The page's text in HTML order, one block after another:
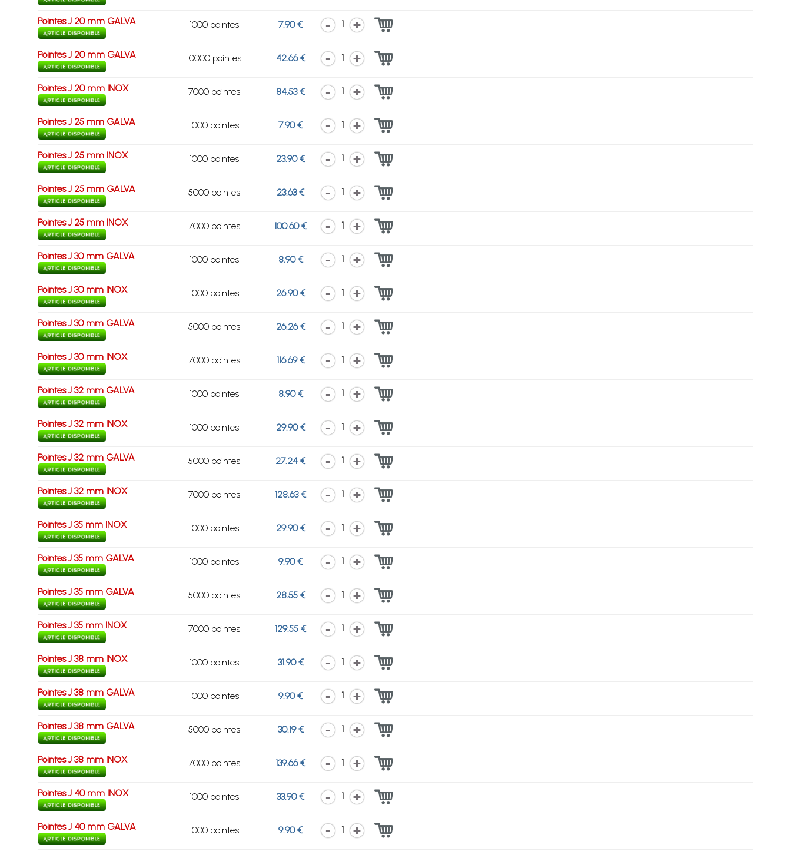
Pointes J 20 mm GALVA 1000 pointes 7.90 € 1
Pointes J 20 mm GALVA 10000 pointes 42.66 € 1
Pointes J 20 mm INOX 7000 pointes 84.53 € 1
Pointes J 25 mm GALVA 1000 pointes 7.90 € 1
Pointes J 25 mm INOX 1000 pointes 23.90 € 1
Pointes J 25 mm GALVA 5000 pointes 23.63 € 1
Pointes J 25 mm INOX 7000 pointes 100.60 € 1
Pointes J 30 mm GALVA 1000 pointes 8.90 € 1
Pointes J 30 mm INOX 1000 pointes 26.90 € 1
Pointes J 30 mm GALVA 5000 pointes 26.26 € 1
Pointes J 30 mm INOX 7000 pointes 116.69 € 1
Pointes J 32 mm GALVA 1000 pointes 8.90 € 1
Pointes J 32 mm INOX 1000 pointes 29.90 € 1
Pointes J 32 mm GALVA 5000 pointes 27.24 € 1
Pointes J 32 mm INOX 7000 pointes 128.63 € 1
Pointes J 35 mm INOX 1000 pointes 29.90 € 1
Pointes J 35 mm GALVA 1000 pointes 9.90 € 1
Pointes J 35 mm GALVA 5000 pointes 28.55 € 1
Pointes J 35 mm INOX 7000 pointes 129.55 € 1
Pointes J 38 mm INOX 1000 pointes 31.90 € 1
Pointes J 38 mm GALVA 1000 pointes 9.90 € 1
Pointes J 38 mm GALVA 5000 pointes 30.19 € 1
Pointes J 38 mm INOX 7000 pointes 139.66 € 1
Pointes J 40 mm INOX 1000 pointes 33.90 € 1
Pointes J 40 mm GALVA 1000 pointes 9.90 € 1